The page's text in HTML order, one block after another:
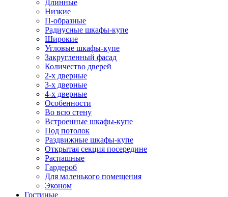
Длинные
Низкие
П-образные
Радиусные шкафы-купе
Широкие
Угловые шкафы-купе
Закругленный фасад
Количество дверей
2-х дверные
3-х дверные
4-х дверные
Особенности
Во всю стену
Встроенные шкафы-купе
Под потолок
Раздвижные шкафы-купе
Открытая секция посередине
Распашные
Гардероб
Для маленького помещения
Эконом
Гостиные